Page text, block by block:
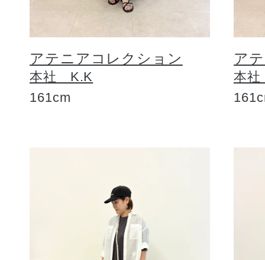
アテニアコレクション
本社 K.K
161cm
ア
本